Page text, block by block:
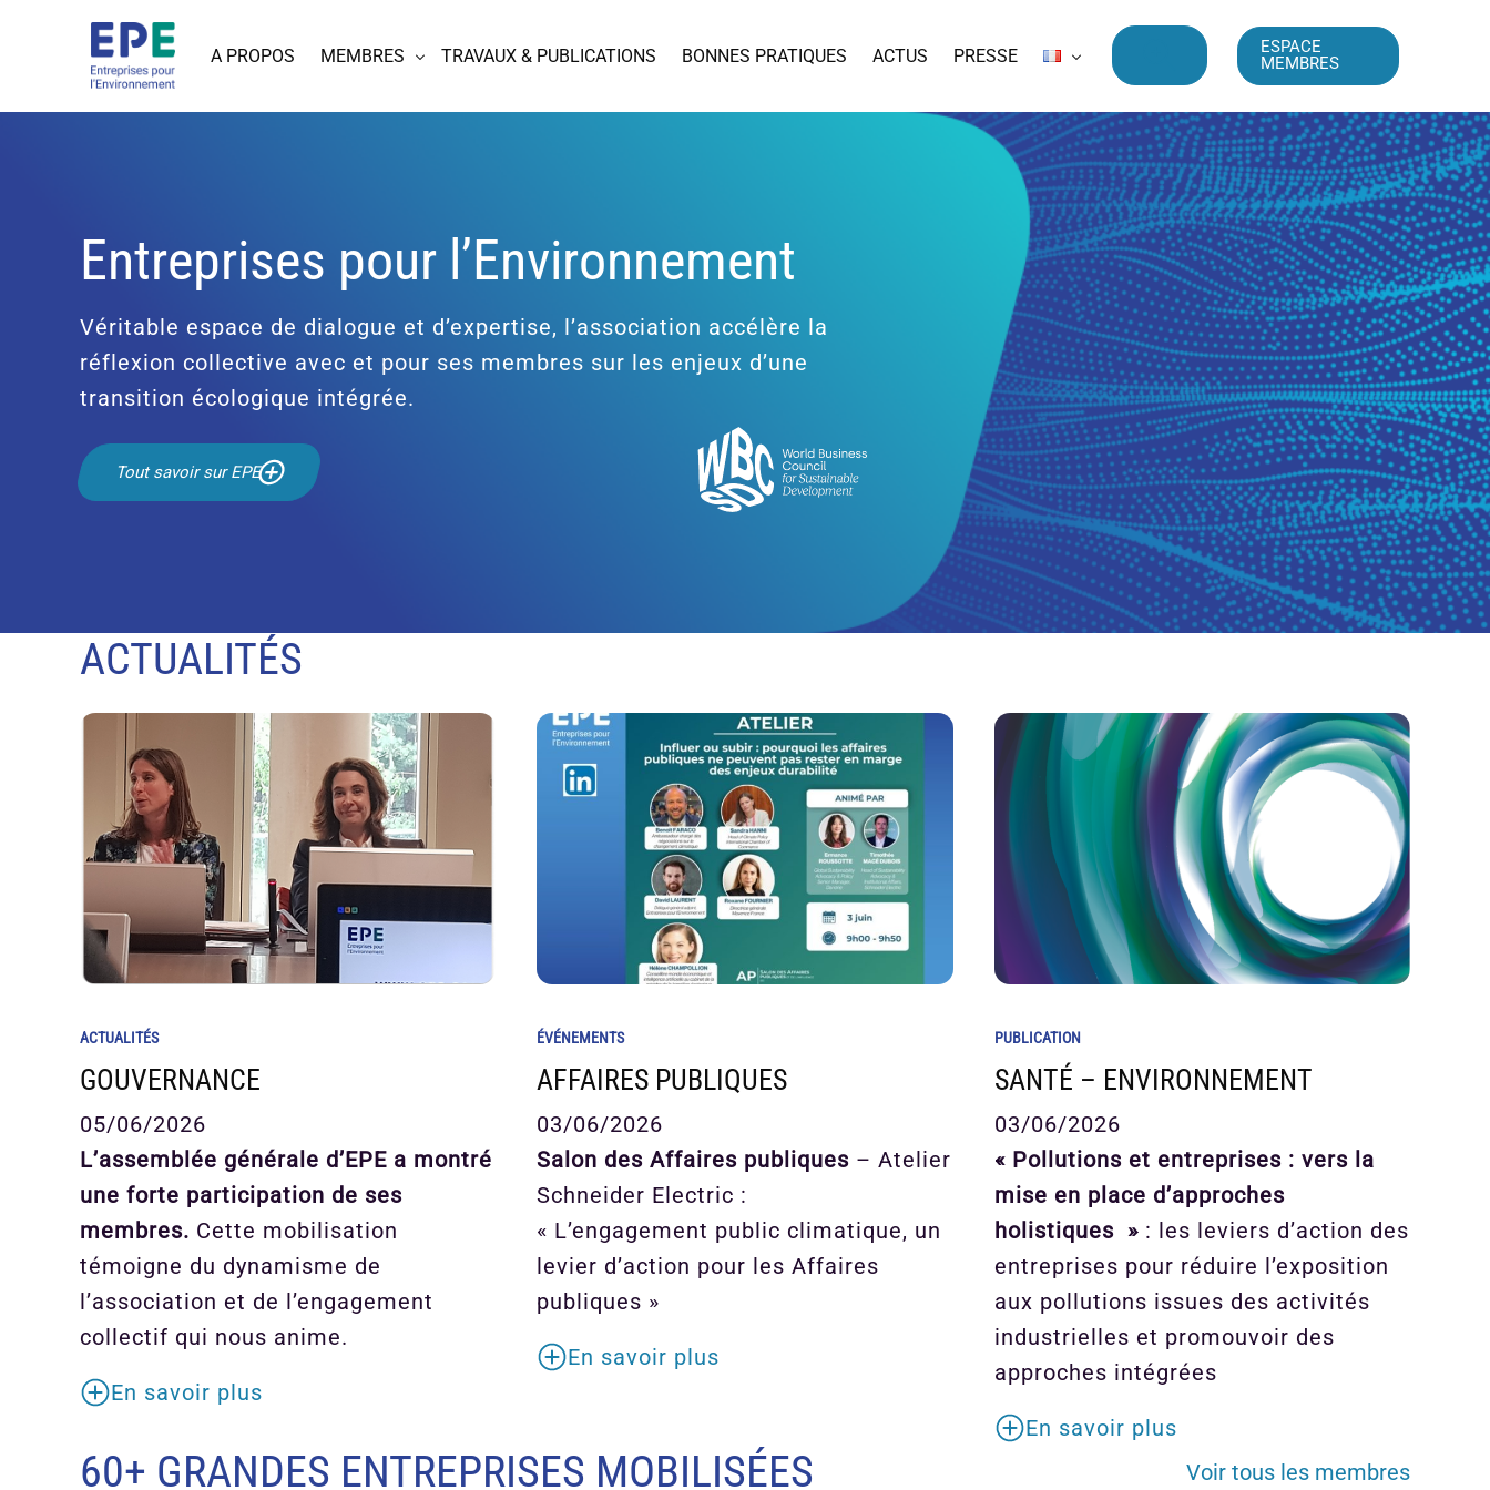
A PROPOS MEMBRES TRAVAUX & PUBLICATIONS BONNES PRATIQUES ACTUS PRESSE
ESPACE
MEMBRES
Entreprises pour l’Environnement
Véritable espace de dialogue et d’expertise, l’association accélère la
réflexion collective avec et pour ses membres sur les enjeux d’une
transition écologique intégrée.
Tout savoir sur EPE
ACTUALITÉS
ACTUALITÉS
GOUVERNANCE
05/06/2026
L’assemblée générale d’EPE a montré
une forte participation de ses
membres. Cette mobilisation
témoigne du dynamisme de
l’association et de l’engagement
collectif qui nous anime.
En savoir plus
ÉVÉNEMENTS
AFFAIRES PUBLIQUES
03/06/2026
Salon des Affaires publiques – Atelier
Schneider Electric :
« L’engagement public climatique, un
levier d’action pour les Affaires
publiques »
En savoir plus
PUBLICATION
SANTÉ – ENVIRONNEMENT
03/06/2026
« Pollutions et entreprises : vers la
mise en place d’approches
holistiques »: les leviers d’action des
entreprises pour réduire l’exposition
aux pollutions issues des activités
industrielles et promouvoir des
approches intégrées
En savoir plus
60+ GRANDES ENTREPRISES MOBILISÉES Voir tous les membres